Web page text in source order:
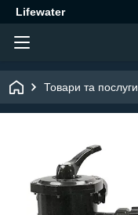
Lifewater
Товари та послуги